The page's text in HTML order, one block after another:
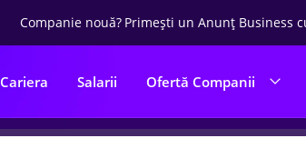
Companie nouă? Primești un Anunț Business
Cariera Salarii Ofertă Companii